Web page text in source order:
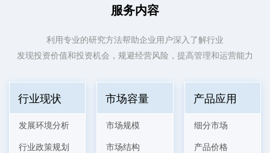
服务内容
利用专业的研究方法帮助企业用户深入了解行业
发现投资价值和投资机会，规避经营风险，提高管理和运营能力
行业现状
发展环境分析
行业政策规划
市场容量
市场规模
市场结构
产品应用
细分市场
产品价格